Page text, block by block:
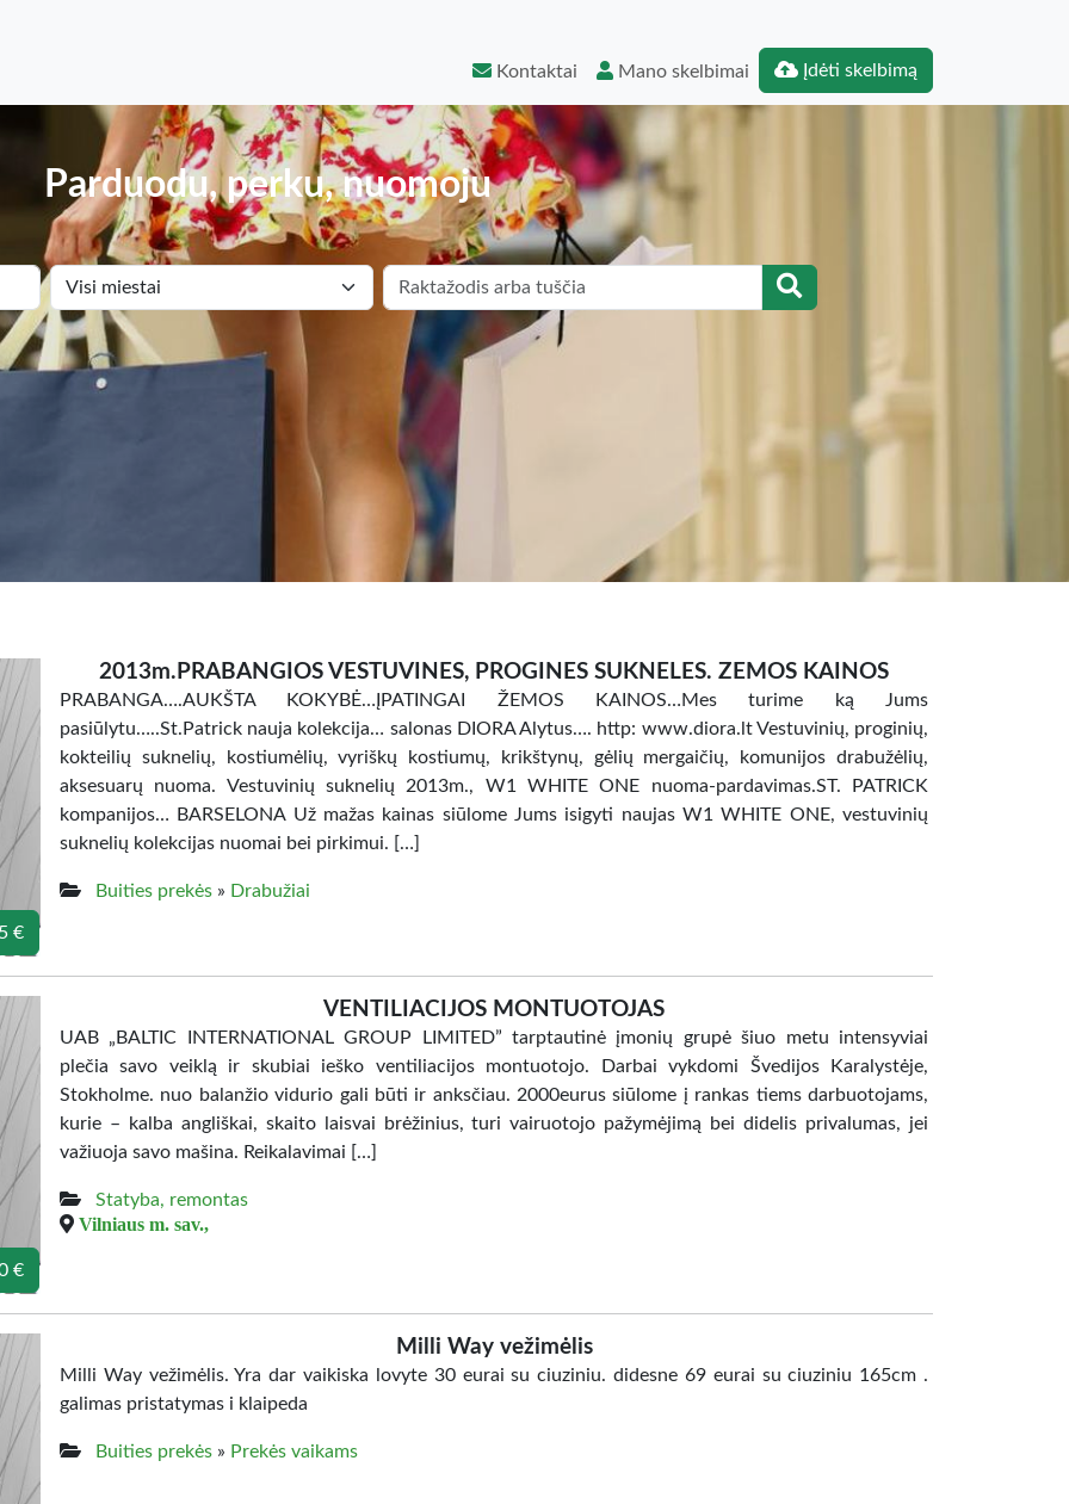
Kontaktai Mano skelbimai Įdėti skelbimą
Parduodu, perku, nuomoju
€
2013m.PRABANGIOS VESTUVINES, PROGINES SUKNELES. ZEMOS KAINOS
PRABANGA….AUKŠTA KOKYBĖ…ĮPATINGAI ŽEMOS KAINOS…Mes turime ką Jums
pasiūlytu…..St.Patrick nauja kolekcija… salonas DIORA Alytus…. http: www.diora.lt Vestuvinių, proginių,
kokteilių suknelių, kostiumėlių, vyriškų kostiumų, krikštynų, gėlių mergaičių, komunijos drabužėlių,
aksesuarų nuoma. Vestuvinių suknelių 2013m., W1 WHITE ONE nuoma-pardavimas.ST. PATRICK
kompanijos… BARSELONA Už mažas kainas siūlome Jums isigyti naujas W1 WHITE ONE, vestuvinių
suknelių kolekcijas nuomai bei pirkimui. […]
Buities prekės » Drabužiai
€
VENTILIACIJOS MONTUOTOJAS
UAB „BALTIC INTERNATIONAL GROUP LIMITED” tarptautinė įmonių grupė šiuo metu intensyviai
plečia savo veiklą ir skubiai ieško ventiliacijos montuotojo. Darbai vykdomi Švedijos Karalystėje,
Stokholme. nuo balanžio vidurio gali būti ir anksčiau. 2000eurus siūlome į rankas tiems darbuotojams,
kurie – kalba angliškai, skaito laisvai brėžinius, turi vairuotojo pažymėjimą bei didelis privalumas, jei
važiuoja savo mašina. Reikalavimai […]
Statyba, remontas
Vilniaus m. sav.,
Milli Way vežimėlis
Milli Way vežimėlis. Yra dar vaikiska lovyte 30 eurai su ciuziniu. didesne 69 eurai su ciuziniu 165cm .
galimas pristatymas i klaipeda
Buities prekės » Prekės vaikams